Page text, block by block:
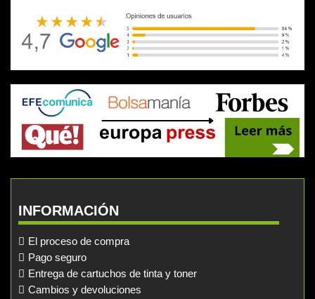
INFORMACIÓN
El proceso de compra
Pago seguro
Entrega de cartuchos de tinta y toner
Cambios y devoluciones